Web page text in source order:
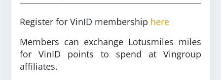
Register for VinID membership here
Members can exchange Lotusmiles miles
for VinID points to spend at Vingroup
affiliates.